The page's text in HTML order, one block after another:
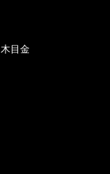
木目金